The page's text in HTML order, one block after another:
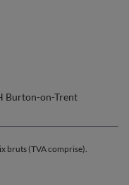
Burton-on-Trent
bruts (TVA comprise).